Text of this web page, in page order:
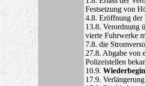
Festsetzung von
4.8. Eröffnung der
13.8. Verordnung
vierte Fuhrwerke
7.8. die
27.8. Abgabe von
Polizeistellen
10.9.
17.9.